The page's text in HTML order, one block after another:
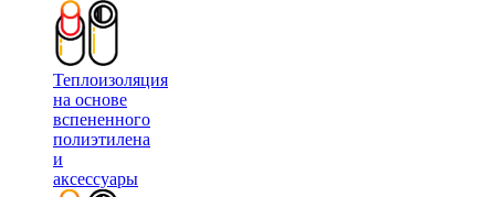
Теплоизоляция
на основе
вспененного
полиэтилена
и
аксессуары